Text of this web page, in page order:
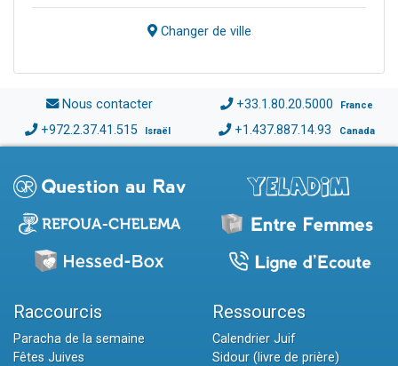
Changer de ville
Nous contacter +33.1.80.20.5000 France
+972.2.37.41.515 Israël +1.437.887.14.93 Canada
Raccourcis
Paracha de la semaine
Fêtes Juives
Ressources
Calendrier Juif
Sidour (livre de prière)